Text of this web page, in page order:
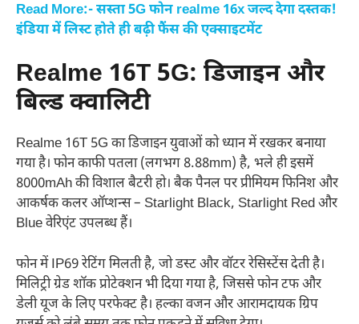
Read More:- सस्ता 5G फोन realme 16x जल्द देगा दस्तक!
इंडिया में लिस्ट होते ही बढ़ी फैंस की एक्साइटमेंट
Realme 16T 5G: डिजाइन और
बिल्ड क्वालिटी
Realme 16T 5G का डिजाइन युवाओं को ध्यान में रखकर बनाया
गया है। फोन काफी पतला (लगभग 8.88mm) है, भले ही इसमें
8000mAh की विशाल बैटरी हो। बैक पैनल पर प्रीमियम फिनिश और
आकर्षक कलर ऑप्शन्स – Starlight Black, Starlight Red और
Blue वेरिएंट उपलब्ध हैं।
फोन में IP69 रेटिंग मिलती है, जो डस्ट और वॉटर रेसिस्टेंस देती है।
मिलिट्री ग्रेड शॉक प्रोटेक्शन भी दिया गया है, जिससे फोन टफ और
डेली यूज के लिए परफेक्ट है। हल्का वजन और आरामदायक ग्रिप